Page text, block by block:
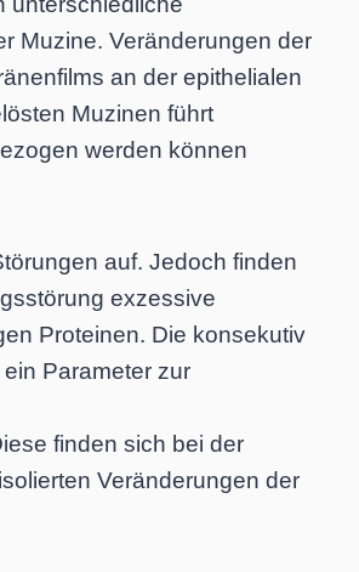
Muzine. Veränderungen der
an der epithelialen
Muzinen führt
werden können
auf. Jedoch finden
exzessive
Proteinen. Die konsekutiv
Parameter zur
finden sich bei der
Veränderungen der